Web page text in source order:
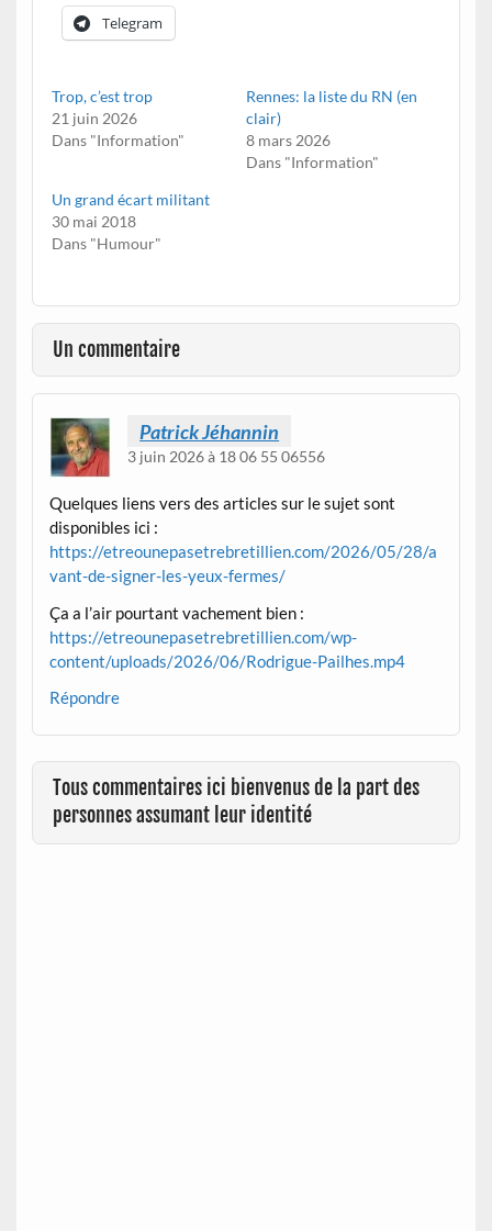
Telegram
Trop, c’est trop
21 juin 2026
Dans "Information"
Rennes: la liste du RN (en
clair)
8 mars 2026
Dans "Information"
Un grand écart militant
30 mai 2018
Dans "Humour"
Un commentaire
Patrick Jéhannin
3 juin 2026 à 18 06 55 06556
Quelques liens vers des articles sur le sujet sont
disponibles ici :
https://etreounepasetrebretillien.com/2026/05/28/a
vant-de-signer-les-yeux-fermes/
Ça a l’air pourtant vachement bien :
https://etreounepasetrebretillien.com/wp-
content/uploads/2026/06/Rodrigue-Pailhes.mp4
Répondre
Tous commentaires ici bienvenus de la part des
personnes assumant leur identité